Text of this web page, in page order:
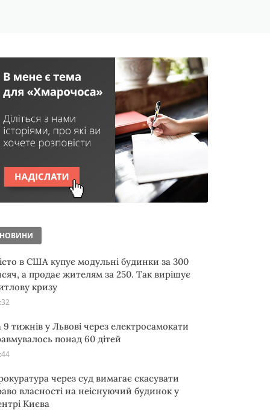
НОВИНИ
в США купує модульні будинки за 300
а продає жителям за 250. Так вирішує
кризу
9 тижнів у Львові через електросамокати
понад 60 дітей
через суд вимагає скасувати
власності на неіснуючий будинок у
Києва